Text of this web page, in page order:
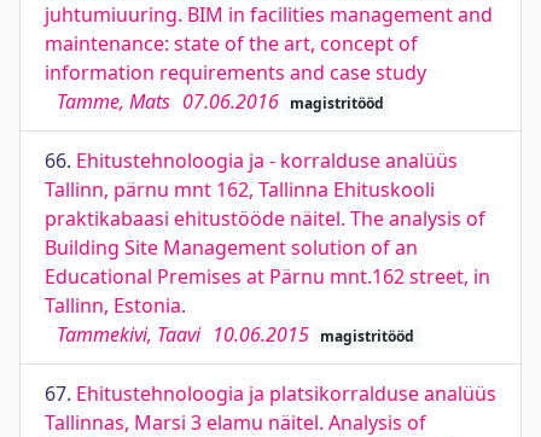
juhtumiuuring. BIM in facilities management and
maintenance: state of the art, concept of
information requirements and case study
Tamme, Mats 07.06.2016 magistritööd
66. Ehitustehnoloogia ja - korralduse analüüs
Tallinn, pärnu mnt 162, Tallinna Ehituskooli
praktikabaasi ehitustööde näitel. The analysis of
Building Site Management solution of an
Educational Premises at Pärnu mnt.162 street, in
Tallinn, Estonia.
Tammekivi, Taavi 10.06.2015 magistritööd
67. Ehitustehnoloogia ja platsikorralduse analüüs
Tallinnas, Marsi 3 elamu näitel. Analysis of